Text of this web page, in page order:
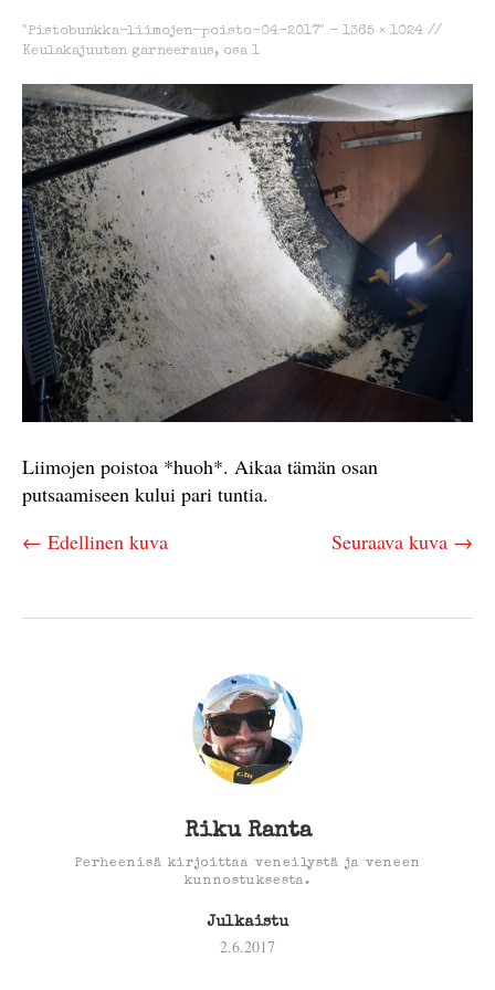
"Pistobunkka-liimojen-poisto-04-2017" - 1365 × 1024 //
Keulakajuutan garneeraus, osa 1
Liimojen poistoa *huoh*. Aikaa tämän osan
putsaamiseen kului pari tuntia.
← Edellinen kuva
Seuraava kuva →
Riku Ranta
Perheenisä kirjoittaa veneilystä ja veneen
kunnostuksesta.
Julkaistu
2.6.2017